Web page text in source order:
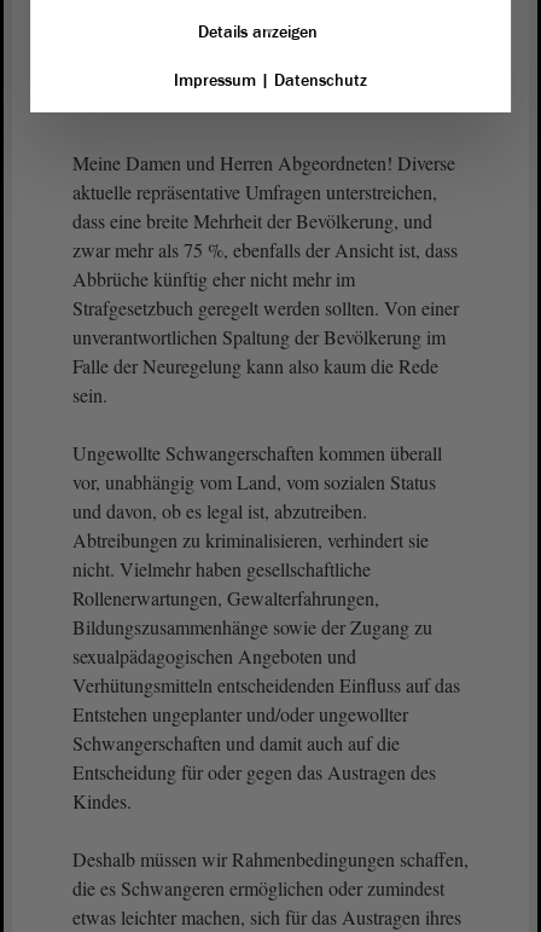
und sachliche Informationen,
die ihnen schnellstmöglich zur Verfügung gestellt
Meine Damen und Herren Abgeordneten! Diverse
aktuelle repräsentative Umfragen unterstreichen,
dass eine breite Mehrheit der Bevölkerung, und
zwar mehr als 75 %, ebenfalls der Ansicht ist, dass
Abbrüche künftig eher nicht mehr im
Strafgesetzbuch geregelt werden sollten. Von einer
unverantwortlichen Spaltung der Bevölkerung im
Falle der Neuregelung kann also kaum die Rede
sein.
Ungewollte Schwangerschaften kommen überall
vor, unabhängig vom Land, vom sozialen Status
und davon, ob es legal ist, abzutreiben.
Abtreibungen zu kriminalisieren, verhindert sie
nicht. Vielmehr haben gesellschaftliche
Rollenerwartungen, Gewalterfahrungen,
Bildungszusammenhänge sowie der Zugang zu
sexualpädagogischen Angeboten und
Verhütungsmitteln entscheidenden Einfluss auf das
Entstehen ungeplanter und/oder ungewollter
Schwangerschaften und damit auch auf die
Entscheidung für oder gegen das Austragen des
Kindes.
Deshalb müssen wir Rahmenbedingungen schaffen,
die es Schwangeren ermöglichen oder zumindest
etwas leichter machen, sich für das Austragen ihres
Details anzeigen
Impressum| Datenschutz